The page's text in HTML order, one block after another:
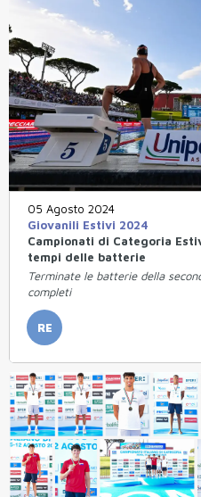
05 Agosto 2024
Giovanili Estivi 2024
Campionati di Categoria
tempi delle batterie
Terminate le batterie della
completi
RE